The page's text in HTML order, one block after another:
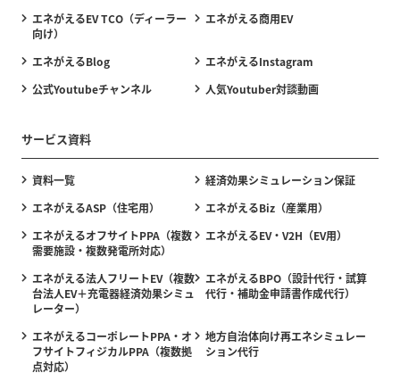
エネがえるEV TCO（ディーラー
向け）
エネがえる商用EV
エネがえるBlog
エネがえるInstagram
公式Youtubeチャンネル
人気Youtuber対談動画
サービス資料
資料一覧
経済効果シミュレーション保証
エネがえるASP（住宅用）
エネがえるBiz（産業用）
エネがえるオフサイトPPA（複数
需要施設・複数発電所対応）
エネがえるEV・V2H（EV用）
エネがえる法人フリートEV（複数
台法人EV＋充電器経済効果シミュ
レーター）
エネがえるBPO（設計代行・試算
代行・補助金申請書作成代行）
エネがえるコーポレートPPA・オ
フサイトフィジカルPPA（複数拠
点対応）
地方自治体向け再エネシミュレー
ション代行